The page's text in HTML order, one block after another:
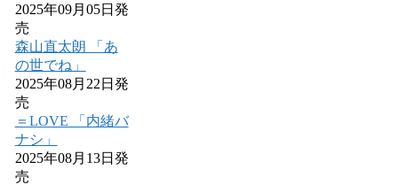
2025年09月05日発
売
森山直太朗 「あ
の世でね」
2025年08月22日発
売
＝LOVE 「内緒バ
ナシ」
2025年08月13日発
売